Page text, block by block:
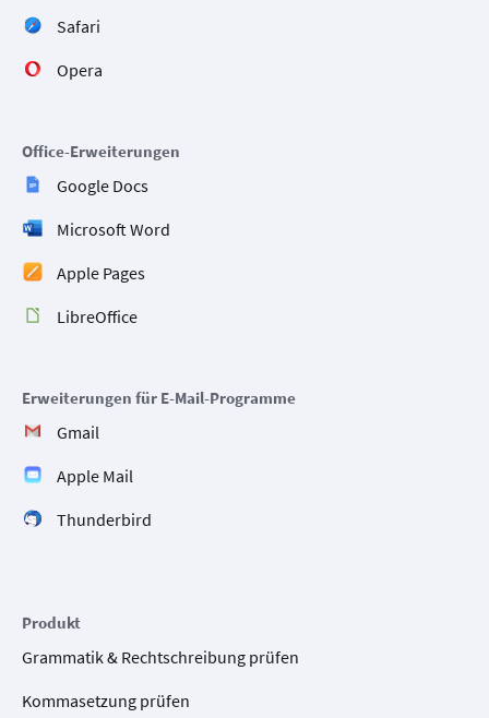
Safari
Opera
Office-Erweiterungen
Google Docs
Microsoft Word
Apple Pages
LibreOffice
Erweiterungen für E-Mail-Programme
Gmail
Apple Mail
Thunderbird
Produkt
Grammatik & Rechtschreibung prüfen
Kommasetzung prüfen